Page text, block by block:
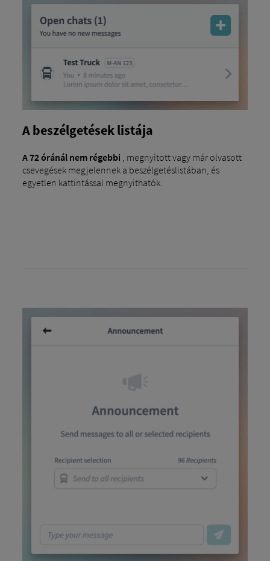
A beszélgetések listája
A 72 óránál nem régebbi , megnyitott vagy már olvasott
csevegések megjelennek a beszélgetéslistában, és
egyetlen kattintással megnyithatók.